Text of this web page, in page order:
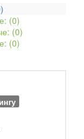
)
(0)
(0)
(0)